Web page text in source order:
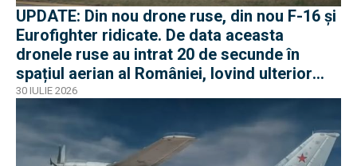
UPDATE: Din nou drone ruse, din nou F-16 și
Eurofighter ridicate. De data aceasta
dronele ruse au intrat 20 de secunde în
spațiul aerian al României, lovind ulterior
Ucraina
30 IULIE 2026